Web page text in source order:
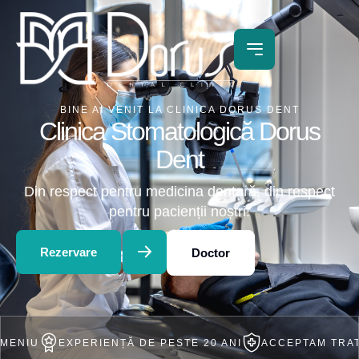
BINE AI VENIT LA CLINICA DORUS DENT
Clinica Stomatologică Dorus
Dent
Din respect pentru medicina dentară, din respect
pentru pacienții noștri!
Rezervare Doctor
EXPERIENȚĂ DE PESTE 20 ANI ACCEPTAM TRATAMENT